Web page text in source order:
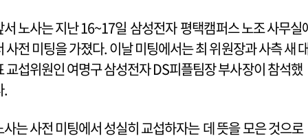
서 노사는 지난 16~17일 삼성전자 평택캠퍼스 노조 사무실
사전 미팅을 가졌다. 이날 미팅에서는 최 위원장과 사측 새
교섭위원인 여명구 삼성전자 DS피플팀장 부사장이 참석했
.
사는 사전 미팅에서 성실히 교섭하자는 데 뜻을 모은 것으로